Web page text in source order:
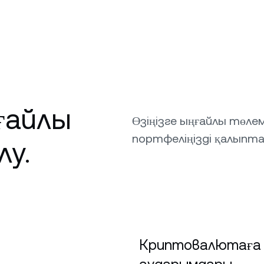
Өзіңізге ыңғайлы
портфеліңізді
Криптовалютаға